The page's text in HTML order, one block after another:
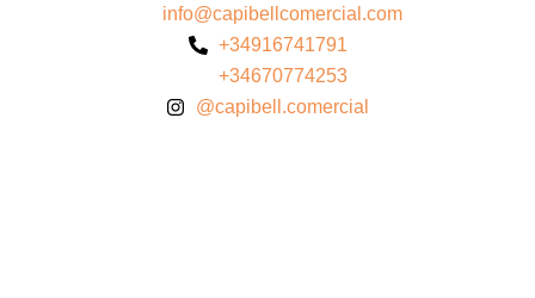
info@capibellcomercial.com
+34916741791
+34670774253
@capibell.comercial